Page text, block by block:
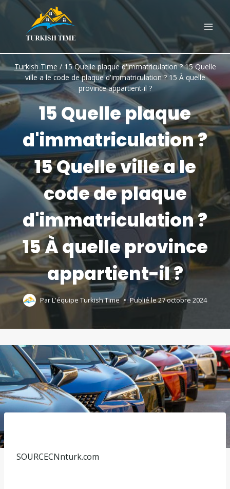
content
Turkish Time / 15 Quelle plaque d'immatriculation ? 15 Quelle
ville a le code de plaque d'immatriculation ? 15 À quelle
province appartient-il ?
15 Quelle plaque
d'immatriculation ?
15 Quelle ville a le
code de plaque
d'immatriculation ?
15 À quelle province
appartient-il ?
Par L'équipe Turkish Time Publié le27 octobre 2024
SOURCECNnturk.com